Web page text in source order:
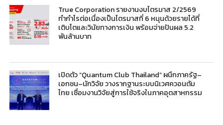
True Corporation รายงานงบไตรมาส 2/2569
ทำกำไรต่อเนื่องเป็นไตรมาสที่ 6 หนุนด้วยรายได้ที่
เติบโตและวินัยทางการเงิน พร้อมจ่ายปันผล 5.2
พันล้านบาท
เปิดตัว “Quantum Club Thailand” ผนึกภาครัฐ–
เอกชน–นักวิจัย วางรากฐานระบบนิเวศควอนตัม
ไทย เชื่อมงานวิจัยสู่การใช้จริงในภาคอุตสาหกรรม